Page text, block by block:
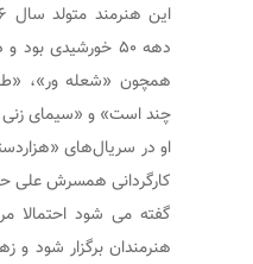
دهه ۵۰ خورشیدی
همچون «شعله ور»،
چند است» و «سیمای زنی
او در سریال‌های
کارگردانی همسرش علی
گفته می شود احتمالا
هنرمندان برگزار شود و